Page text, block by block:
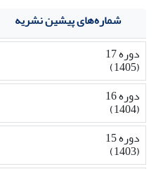
شماره‌های پیشین نشریه
دوره 17
(1405)
دوره 16
(1404)
دوره 15
(1403)